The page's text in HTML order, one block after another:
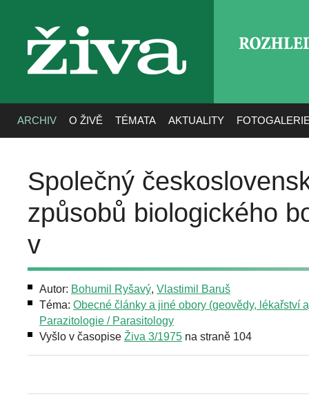
živa
ARCHIV O ŽIVĚ TÉMATA AKTUALITY
Společný
způsobů biologického
v
Autor: Bohumil Ryšavý, Vlastimil Baruš
Téma: Obecné články a jiné obory (geovědy, lékařství
Parazitologie / Parasitology
Vyšlo v časopise Živa 3/1975 na straně 104